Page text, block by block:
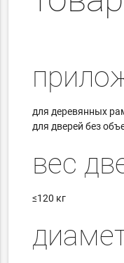
для деревянных
для дверей без
вес
≤120 кг